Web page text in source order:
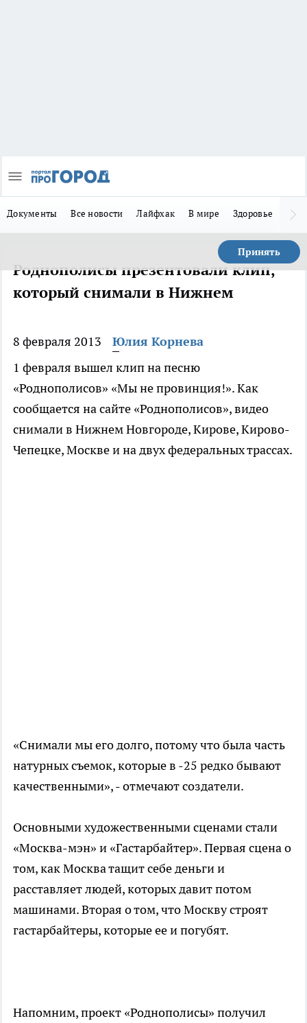
Документы Все новости Лайфхак В мире Здоровье
Принять
Роднополисы презентовали клип,
который снимали в Нижнем
8 февраля 2013
Юлия Корнева
1 февраля вышел клип на песню
«Роднополисов» «Мы не провинция!». Как
сообщается на сайте «Роднополисов», видео
снимали в Нижнем Новгороде, Кирове, Кирово-
Чепецке, Москве и на двух федеральных трассах.
«Снимали мы его долго, потому что была часть
натурных съемок, которые в -25 редко бывают
качественными», - отмечают создатели.
Основными художественными сценами стали
«Москва-мэн» и «Гастарбайтер». Первая сцена о
том, как Москва тащит себе деньги и
расставляет людей, которых давит потом
машинами. Вторая о том, что Москву строят
гастарбайтеры, которые ее и погубят.
Напомним, проект «Роднополисы» получил